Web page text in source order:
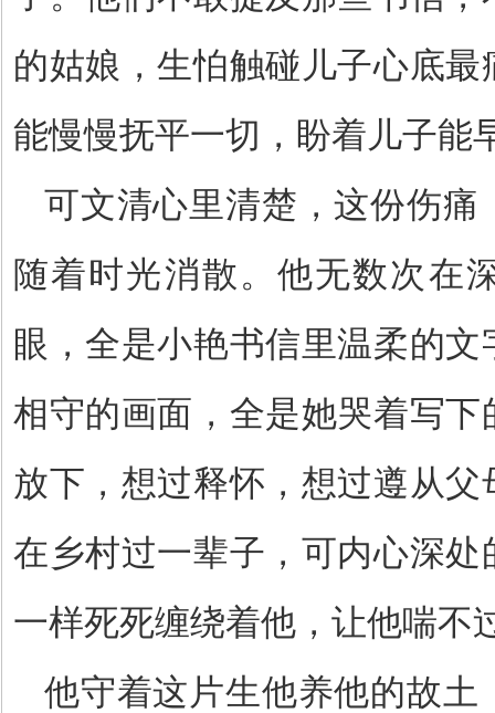
的姑娘，生怕触碰儿子心底
能慢慢抚平一切，盼着儿子能
可文清心里清楚，这份伤痛
随着时光消散。他无数次在
眼，全是小艳书信里温柔的
相守的画面，全是她哭着写
放下，想过释怀，想过遵从
在乡村过一辈子，可内心深
一样死死缠绕着他，让他喘不
他守着这片生他养他的故土